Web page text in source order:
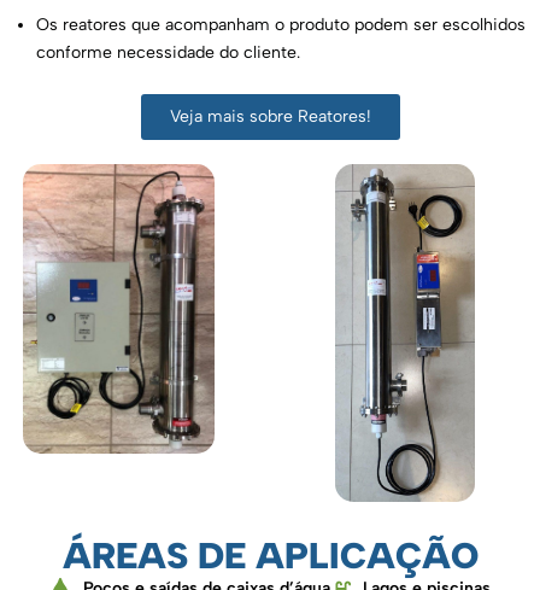
Os reatores que acompanham o produto podem ser escolhidos
conforme necessidade do cliente.
Veja mais sobre Reatores!
ÁREAS DE APLICAÇÃO